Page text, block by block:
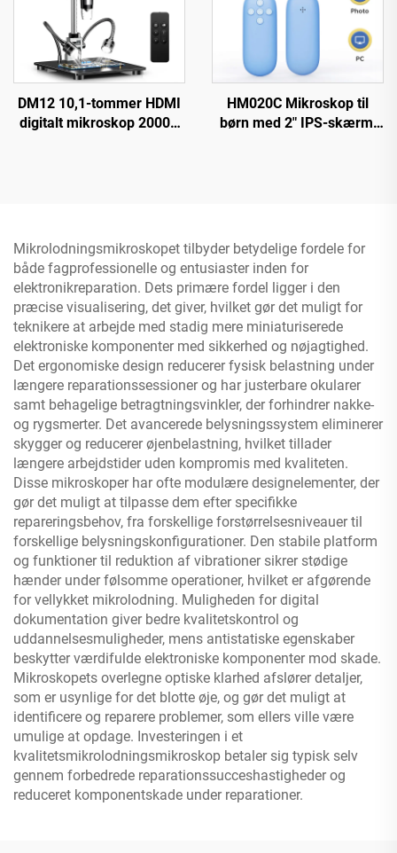
DM12 10,1-tommer HDMI
digitalt mikroskop 2000X
HM020C Mikroskop til
børn med 2" IPS-skærm,
Mikrolodningsmikroskopet tilbyder betydelige fordele for
både fagprofessionelle og entusiaster inden for
elektronikreparation. Dets primære fordel ligger i den
præcise visualisering, det giver, hvilket gør det muligt for
teknikere at arbejde med stadig mere miniaturiserede
elektroniske komponenter med sikkerhed og nøjagtighed.
Det ergonomiske design reducerer fysisk belastning under
længere reparationssessioner og har justerbare okularer
samt behagelige betragtningsvinkler, der forhindrer nakke-
og rygsmerter. Det avancerede belysningssystem eliminerer
skygger og reducerer øjenbelastning, hvilket tillader
længere arbejdstider uden kompromis med kvaliteten.
Disse mikroskoper har ofte modulære designelementer, der
gør det muligt at tilpasse dem efter specifikke
repareringsbehov, fra forskellige forstørrelsesniveauer til
forskellige belysningskonfigurationer. Den stabile platform
og funktioner til reduktion af vibrationer sikrer stødige
hænder under følsomme operationer, hvilket er afgørende
for vellykket mikrolodning. Muligheden for digital
dokumentation giver bedre kvalitetskontrol og
uddannelsesmuligheder, mens antistatiske egenskaber
beskytter værdifulde elektroniske komponenter mod skade.
Mikroskopets overlegne optiske klarhed afslører detaljer,
som er usynlige for det blotte øje, og gør det muligt at
identificere og reparere problemer, som ellers ville være
umulige at opdage. Investeringen i et
kvalitetsmikrolodningsmikroskop betaler sig typisk selv
gennem forbedrede reparationssucceshastigheder og
reduceret komponentskade under reparationer.